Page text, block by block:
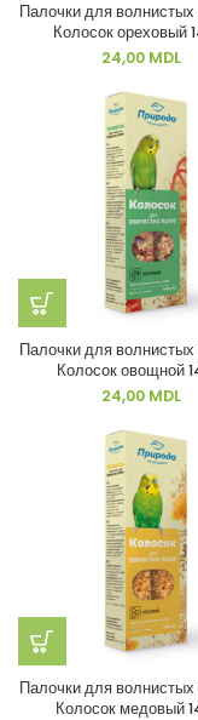
Палочки для волнистых
Колосок ореховый
24,00 MDL
Палочки для волнистых
Колосок овощной
24,00 MDL
Палочки для волнистых
Колосок медовый